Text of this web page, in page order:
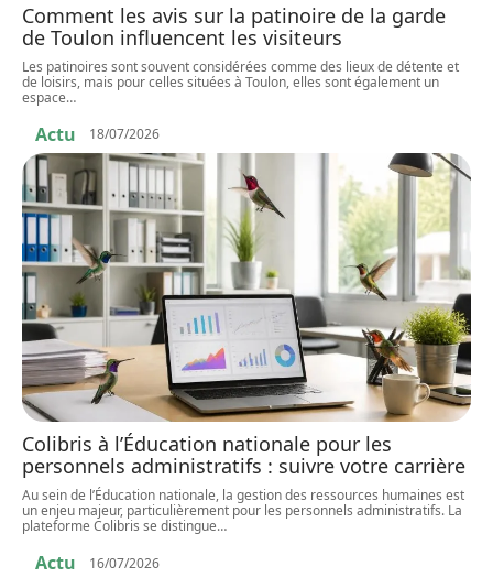
Comment les avis sur la patinoire de la garde
de Toulon influencent les visiteurs
Les patinoires sont souvent considérées comme des lieux de détente et
de loisirs, mais pour celles situées à Toulon, elles sont également un
espace…
Actu 18/07/2026
Colibris à l’Éducation nationale pour les
personnels administratifs : suivre votre carrière
Au sein de l’Éducation nationale, la gestion des ressources humaines est
un enjeu majeur, particulièrement pour les personnels administratifs. La
plateforme Colibris se distingue…
Actu 16/07/2026